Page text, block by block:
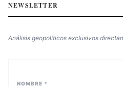
NEWSLETTER
Análisis geopolíticos exclusivos
NOMBRE *